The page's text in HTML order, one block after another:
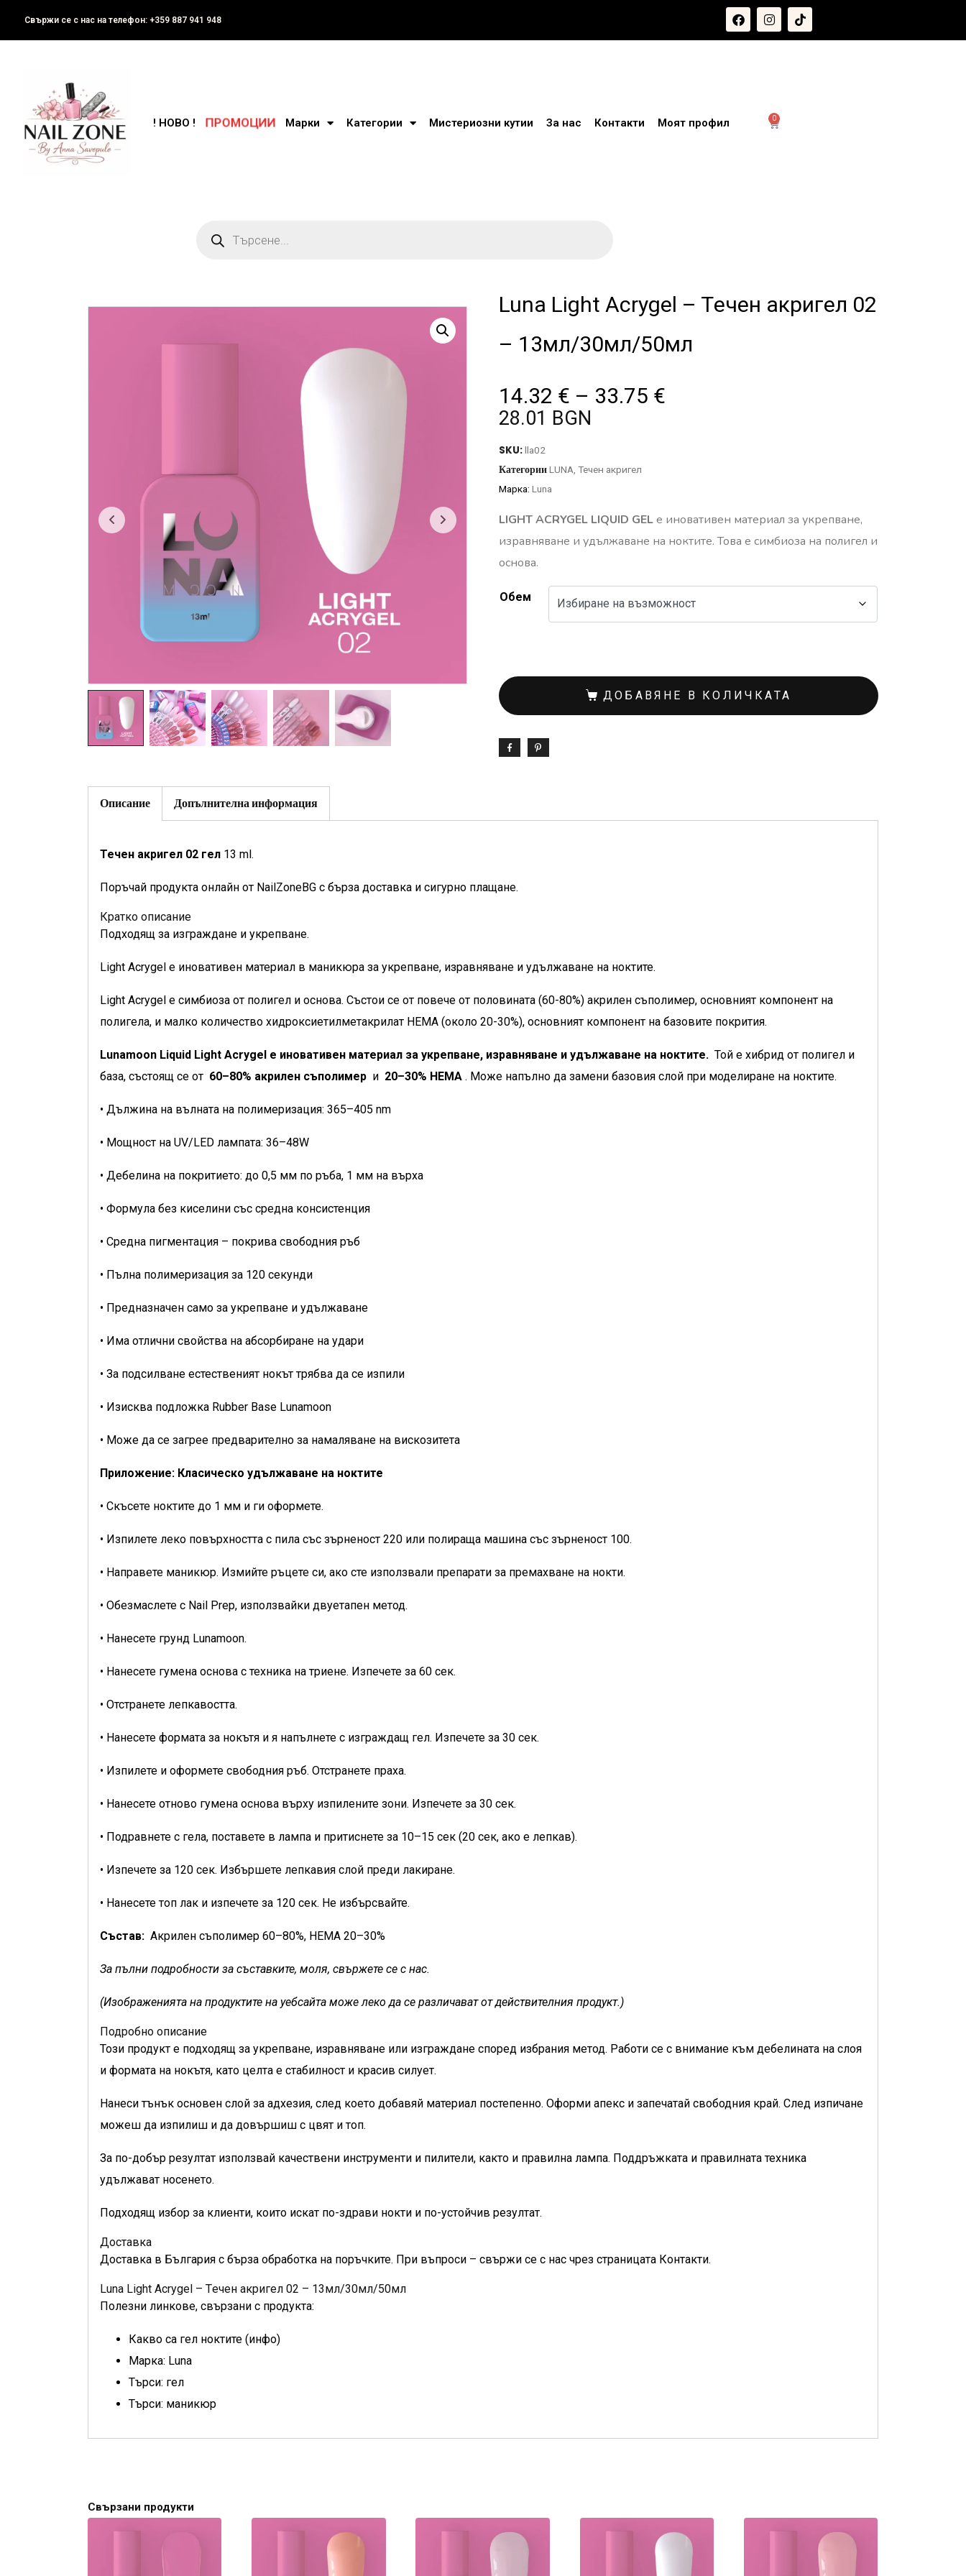
Свържи се с нас на телефон: +359 887 941 948
0
! НОВО ! ПРОМОЦИИ Марки Категории Мистериозни кутии За нас Контакти Моят профил
Luna Light Acrygel – Tечен акригел 02
– 13мл/30мл/50мл
14.32 € – 33.75 €
28.01 BGN
SKU:lla02
КатегорииLUNA Течен акригел
Марка: Luna
LIGHT ACRYGEL LIQUID GELе иновативен материал за укрепване,
изравняване и удължаване на ноктите. Това е симбиоза на полигел и
основа.
Обем
ДОБАВЯНЕ В КОЛИЧКАТА
Описание Допълнителна информация
Течен акригел 02 гел 13 ml.
Поръчай продукта онлайн от NailZoneBG с бърза доставка и сигурно плащане.
Кратко описание
Подходящ за изграждане и укрепване.
Light Acrygel е иновативен материал в маникюра за укрепване, изравняване и удължаване на ноктите.
Light Acrygel е симбиоза от полигел и основа. Състои се от повече от половината (60-80%) акрилен съполимер, основният компонент на
полигела, и малко количество хидроксиетилметакрилат HEMA (около 20-30%), основният компонент на базовите покрития.
Lunamoon Liquid Light Acrygel е иновативен материал за укрепване, изравняване и удължаване на ноктите. Той е хибрид от полигел и
база, състоящ се от 60–80% акрилен съполимер и 20–30% HEMA . Може напълно да замени базовия слой при моделиране на ноктите.
• Дължина на вълната на полимеризация: 365–405 nm
• Мощност на UV/LED лампата: 36–48W
• Дебелина на покритието: до 0,5 мм по ръба, 1 мм на върха
• Формула без киселини със средна консистенция
• Средна пигментация – покрива свободния ръб
• Пълна полимеризация за 120 секунди
• Предназначен само за укрепване и удължаване
• Има отлични свойства на абсорбиране на удари
• За подсилване естественият нокът трябва да се изпили
• Изисква подложка Rubber Base Lunamoon
• Може да се загрее предварително за намаляване на вискозитета
Приложение: Класическо удължаване на ноктите
• Скъсете ноктите до 1 мм и ги оформете.
• Изпилете леко повърхността с пила със зърненост 220 или полираща машина със зърненост 100.
• Направете маникюр. Измийте ръцете си, ако сте използвали препарати за премахване на нокти.
• Обезмаслете с Nail Prep, използвайки двуетапен метод.
• Нанесете грунд Lunamoon.
• Нанесете гумена основа с техника на триене. Изпечете за 60 сек.
• Отстранете лепкавостта.
• Нанесете формата за нокътя и я напълнете с изграждащ гел. Изпечете за 30 сек.
• Изпилете и оформете свободния ръб. Отстранете праха.
• Нанесете отново гумена основа върху изпилените зони. Изпечете за 30 сек.
• Подравнете с гела, поставете в лампа и притиснете за 10–15 сек (20 сек, ако е лепкав).
• Изпечете за 120 сек. Избършете лепкавия слой преди лакиране.
• Нанесете топ лак и изпечете за 120 сек. Не избърсвайте.
Състав: Акрилен съполимер 60–80%, HEMA 20–30%
За пълни подробности за съставките, моля, свържете се с нас.
(Изображенията на продуктите на уебсайта може леко да се различават от действителния продукт.)
Подробно описание
Този продукт е подходящ за укрепване, изравняване или изграждане според избрания метод. Работи се с внимание към дебелината на слоя
и формата на нокътя, като целта е стабилност и красив силует.
Нанеси тънък основен слой за адхезия, след което добавяй материал постепенно. Оформи апекс и запечатай свободния край. След изпичане
можеш да изпилиш и да довършиш с цвят и топ.
За по-добър резултат използвай качествени инструменти и пилители, както и правилна лампа. Поддръжката и правилната техника
удължават носенето.
Подходящ избор за клиенти, които искат по-здрави нокти и по-устойчив резултат.
Доставка
Доставка в България с бърза обработка на поръчките. При въпроси – свържи се с нас чрез страницата Контакти.
Luna Light Acrygel – Tечен акригел 02 – 13мл/30мл/50мл
Полезни линкове, свързани с продукта:
Какво са гел ноктите (инфо)
Марка: Luna
Търси: гел
Търси: маникюр
Свързани продукти